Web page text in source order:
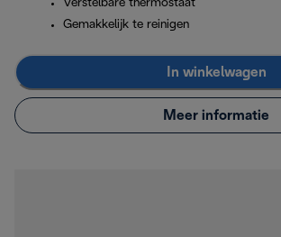
Verstelbare thermostaat
Gemakkelijk te reinigen
In winkelwagen
Meer informatie